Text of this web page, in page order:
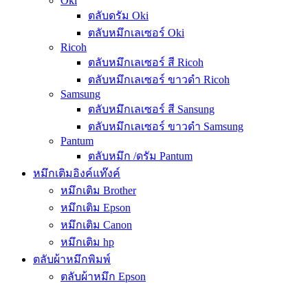
ตลับดรัม Oki
ตลับหมึกเลเซอร์ Oki
Ricoh
ตลับหมึกเลเซอร์ สี Ricoh
ตลับหมึกเลเซอร์ ขาวดำ Ricoh
Samsung
ตลับหมึกเลเซอร์ สี Sansung
ตลับหมึกเลเซอร์ ขาวดำ Samsung
Pantum
ตลับหมึก /ดรัม Pantum
หมึกเติมอิงค์แท๊งค์
หมึกเติม Brother
หมึกเติม Epson
หมึกเติม Canon
หมึกเติม hp
ตลับผ้าหมึกพิมพ์
ตลับผ้าหมึก Epson